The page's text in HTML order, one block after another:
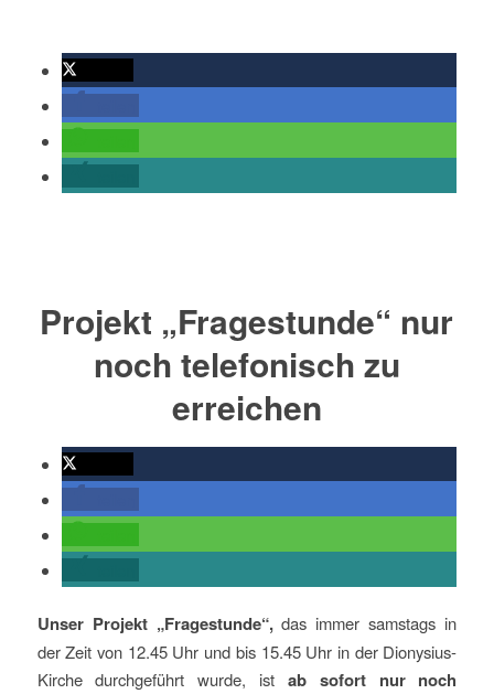
Projekt „Fragestunde“ nur
noch telefonisch zu
erreichen
Unser Projekt „Fragestunde“,das immer samstags in
der Zeit von 12.45 Uhr und bis 15.45 Uhr in der Dionysius-
Kirche durchgeführt wurde, ist ab sofort nur noch